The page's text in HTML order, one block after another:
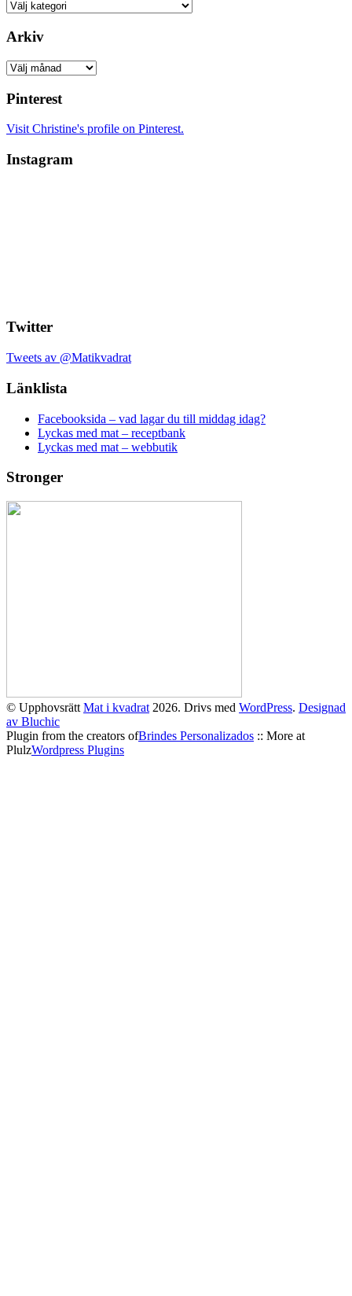
Kategorier
Arkiv
Arkiv
Pinterest
Visit Christine's profile on Pinterest.
Instagram
Twitter
Tweets av @Matikvadrat
Länklista
Facebooksida – vad lagar du till middag idag?
Lyckas med mat – receptbank
Lyckas med mat – webbutik
Stronger
© Upphovsrätt Mat i kvadrat 2026. Drivs med WordPress. Designad
av Bluchic
Plugin from the creators ofBrindes Personalizados :: More at
PlulzWordpress Plugins